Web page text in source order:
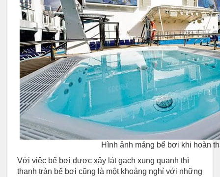
Hình ảnh máng bể bơi khi hoàn
Với việc bể bơi được xây lát gạch xung quanh thì
thanh tràn bể bơi cũng là một khoảng nghỉ với những